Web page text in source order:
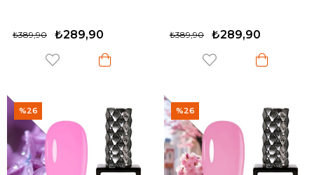
₺289,90
₺389,90 ₺289,90
₺389,90
%26 %26